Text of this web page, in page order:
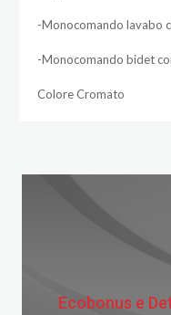
-Monocomando lavabo
-Monocomando bidet
Colore Cromato
Ecobonus e